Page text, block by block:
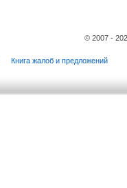
© 2007 -
Книга жалоб и предложений